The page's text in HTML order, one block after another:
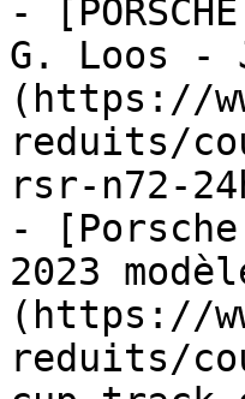
-
G. Loos -
(https://
reduits/
rsr-n72-
- [Porsche
2023
(https://
reduits/